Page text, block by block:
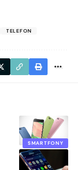
TELEFON
SMARTFONY